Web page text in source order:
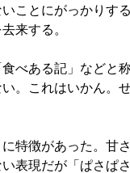
いことにがっかりす
来する。
べある記」などと
。これはいかん。
特徴があった。甘
表現だが「ぱさぱ